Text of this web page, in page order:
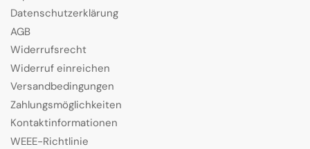
Datenschutzerklärung
AGB
Widerrufsrecht
Widerruf einreichen
Versandbedingungen
Zahlungsmöglichkeiten
Kontaktinformationen
WEEE-Richtlinie